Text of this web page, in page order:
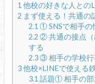
1 他校の好きな人との
2 まず使える！共通の
2.1 ① SNSで相手の
2.2 ② 共通の接点（
する
2.3③ 相手の学校行
3他校×LINEで使える
3.1 話題① 相手の部